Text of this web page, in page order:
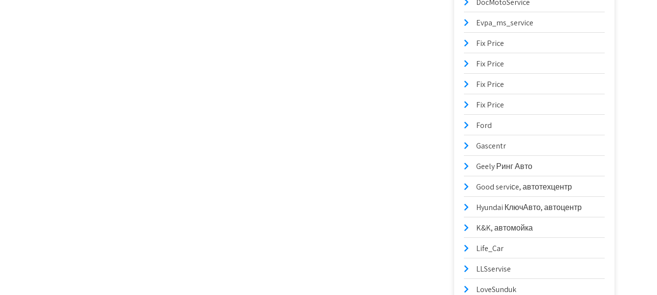
DocMotoService
Evpa_ms_service
Fix Price
Fix Price
Fix Price
Fix Price
Ford
Gascentr
Geely Ринг Авто
Good serviсe, автотехцентр
Hyundai КлючАвто, автоцентр
K&K, автомойка
Life_Car
LLSservise
LoveSunduk